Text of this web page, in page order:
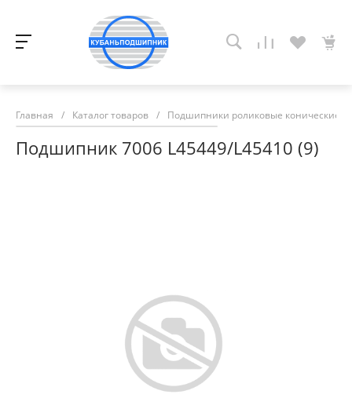
Главная / Каталог товаров / Подшипники роликовые конические
Подшипник 7006 L45449/L45410 (9)